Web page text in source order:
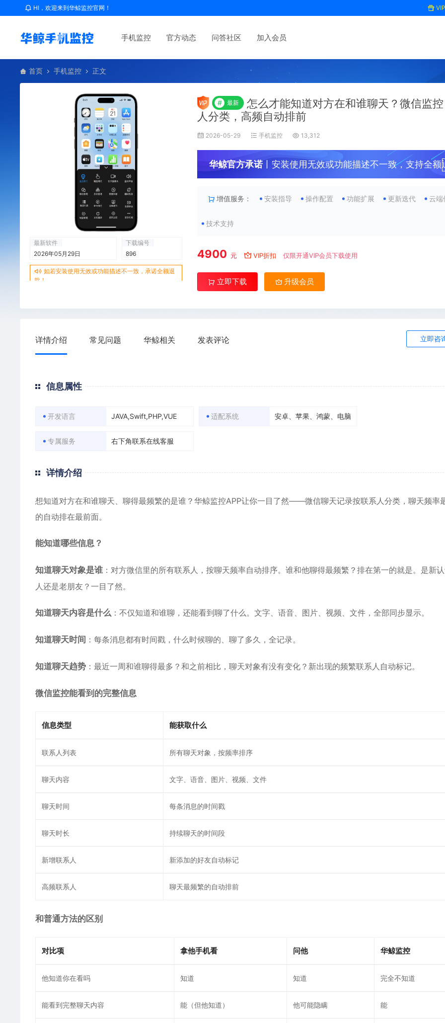
HI，欢迎来到华鲸监控官网！
手机监控 官方动态 问答社区 加入会员
首页 手机监控 正文
最新软件
2026年05月29日
下载编号
896
如若安装使用无效或功能描述不一致，承诺全额退
款！
# 最新
怎么才能知道对方在和谁聊天？微信监
人分类，高频自动排前
2026-05-29 手机监控 13,312
华鲸官方承诺丨安装使用无效或功能描述不一致，支持全额
增值服务： 安装指导 操作配置 功能扩展 更新迭代 云端
技术支持
4900 元 VIP折扣 仅限开通VIP会员下载使用
立即下载 升级会员
详情介绍 常见问题 华鲸相关 发表评论 立即咨
信息属性
开发语言 JAVA,Swift,PHP,VUE 适配系统 安卓、苹果、鸿蒙、电脑
专属服务 右下角联系在线客服
详情介绍
想知道对方在和谁聊天、聊得最频繁的是谁？华鲸监控APP让你一目了然——微信聊天记录按联系人分类，聊天频率
的自动排在最前面。
能知道哪些信息？
知道聊天对象是谁 ：对方微信里的所有联系人，按聊天频率自动排序。谁和他聊得最频繁？排在第一的就是。是新
人还是老朋友？一目了然。
知道聊天内容是什么 ：不仅知道和谁聊，还能看到聊了什么。文字、语音、图片、视频、文件，全部同步显示。
知道聊天时间 ：每条消息都有时间戳，什么时候聊的、聊了多久，全记录。
知道聊天趋势 ：最近一周和谁聊得最多？和之前相比，聊天对象有没有变化？新出现的频繁联系人自动标记。
微信监控能看到的完整信息
信息类型 能获取什么
联系人列表 所有聊天对象，按频率排序
聊天内容 文字、语音、图片、视频、文件
聊天时间 每条消息的时间戳
聊天时长 持续聊天的时间段
新增联系人 新添加的好友自动标记
高频联系人 聊天最频繁的自动排前
和普通方法的区别
对比项 拿他手机看 问他 华鲸监控
他知道你在看吗 知道 知道 完全不知道
能看到完整聊天内容 能（但他知道） 他可能隐瞒 能